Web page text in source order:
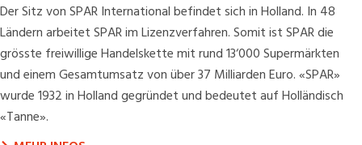
Der Sitz von SPAR International befindet sich in Holland. In 48
Ländern arbeitet SPAR im Lizenzverfahren. Somit ist SPAR die
grösste freiwillige Handelskette mit rund 13‘000 Supermärkten
und einem Gesamtumsatz von über 37 Milliarden Euro. «SPAR»
wurde 1932 in Holland gegründet und bedeutet auf Holländisch
«Tanne».